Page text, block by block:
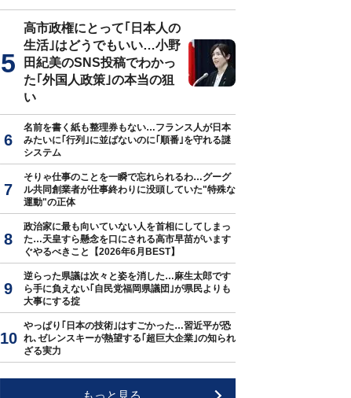
高市政権にとって｢日本人の
生活｣はどうでもいい…小野
田紀美のSNS投稿でわかっ
た｢外国人政策｣の本当の狙
い
名前を書く紙も整理券もない…フランス人が日本
みたいに｢行列｣に並ばないのに｢順番｣を守れる謎
システム
そりゃ仕事のことを一瞬で忘れられるわ…グーグ
ル共同創業者が仕事終わりに没頭していた"特殊な
運動"の正体
政治家に最も向いていない人を首相にしてしまっ
た…天皇すら懸念を口にされる高市早苗がいます
ぐやるべきこと【2026年6月BEST】
逆らった県議は次々と姿を消した…麻生太郎です
ら手に負えない｢自民党福岡県議団｣が県民よりも
大事にする掟
やっぱり｢日本の技術｣はすごかった…習近平が恐
れ､ゼレンスキーが熱望する｢超巨大企業｣の知られ
ざる実力
もっと見る